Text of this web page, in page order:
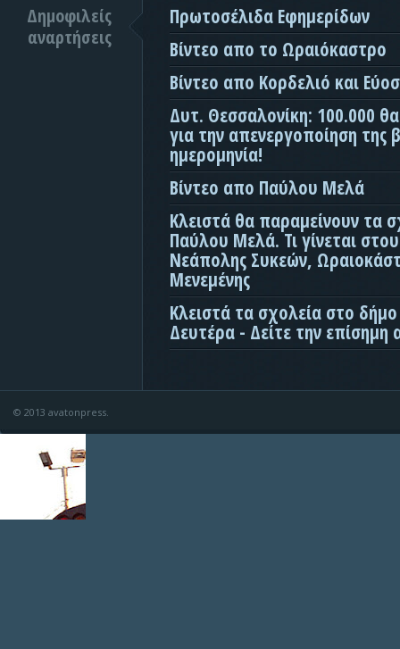
Δημοφιλείς
αναρτήσεις
Πρωτοσέλιδα Εφημερίδων
Βίντεο απο το Ωραιόκαστρο
Βίντεο απο Κορδελιό και
Δυτ. Θεσσαλονίκη: 100.000
για την απενεργοποίηση της
ημερομηνία!
Βίντεο απο Παύλου Μελά
Κλειστά θα παραμείνουν τα
Παύλου Μελά. Τι γίνεται
Νεάπολης Συκεών,
Μενεμένης
Κλειστά τα σχολεία στο
Δευτέρα - Δείτε την επίσημη
© 2013 avatonpress.